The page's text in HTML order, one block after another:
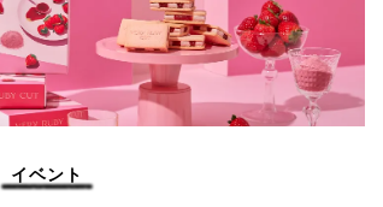
イベント